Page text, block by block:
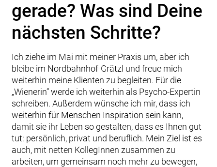
gerade? Was sind Deine
nächsten Schritte?
Ich ziehe im Mai mit meiner Praxis um, aber ich
bleibe im Nordbahnhof-Grätzl und freue mich
weiterhin meine Klienten zu begleiten. Für die
„Wienerin“ werde ich weiterhin als Psycho-Expertin
schreiben. Außerdem wünsche ich mir, dass ich
weiterhin für Menschen Inspiration sein kann,
damit sie ihr Leben so gestalten, dass es Ihnen gut
tut: persönlich, privat und beruflich. Mein Ziel ist es
auch, mit netten KollegInnen zusammen zu
arbeiten, um gemeinsam noch mehr zu bewegen,